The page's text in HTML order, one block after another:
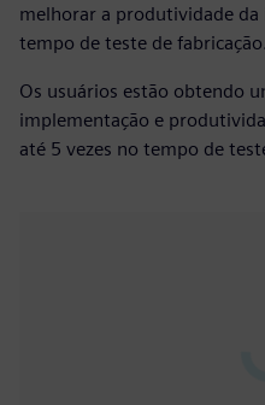
melhorar a produtividade da
tempo de teste de fabricação.
Os usuários estão obtendo
implementação e
até 5 vezes no tempo de